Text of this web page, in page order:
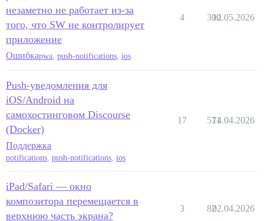
незаметно не работает из-за
того, что SW не контролирует
приложение
Ошибкаpwa push-notifications ios
4 300
12.05.2026
Push-уведомления для
iOS/Android на
самохостинговом Discourse
(Docker)
Поддержка
notifications, push-notifications, ios
17 571
14.04.2026
iPad/Safari — окно
композитора перемещается в
верхнюю часть экрана?
3 8202.04.2026